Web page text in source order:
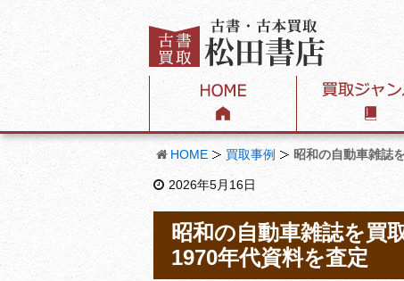
HOME 買取事例 昭和の自動車雑誌
2026年5月16日
昭和の自動車雑誌を買
1970年代資料を査定